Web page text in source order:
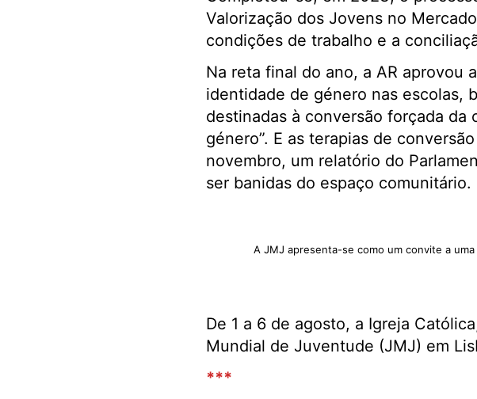
Valorização dos Jovens no
condições de trabalho e a
Na reta final do ano, a AR aprovou
identidade de género nas escolas,
destinadas à conversão forçada
género”. E as terapias de
novembro, um relatório do
ser banidas do espaço comunitário.
A JMJ apresenta-se como um convite a
De 1 a 6 de agosto, a Igreja
Mundial de Juventude (JMJ) em
***